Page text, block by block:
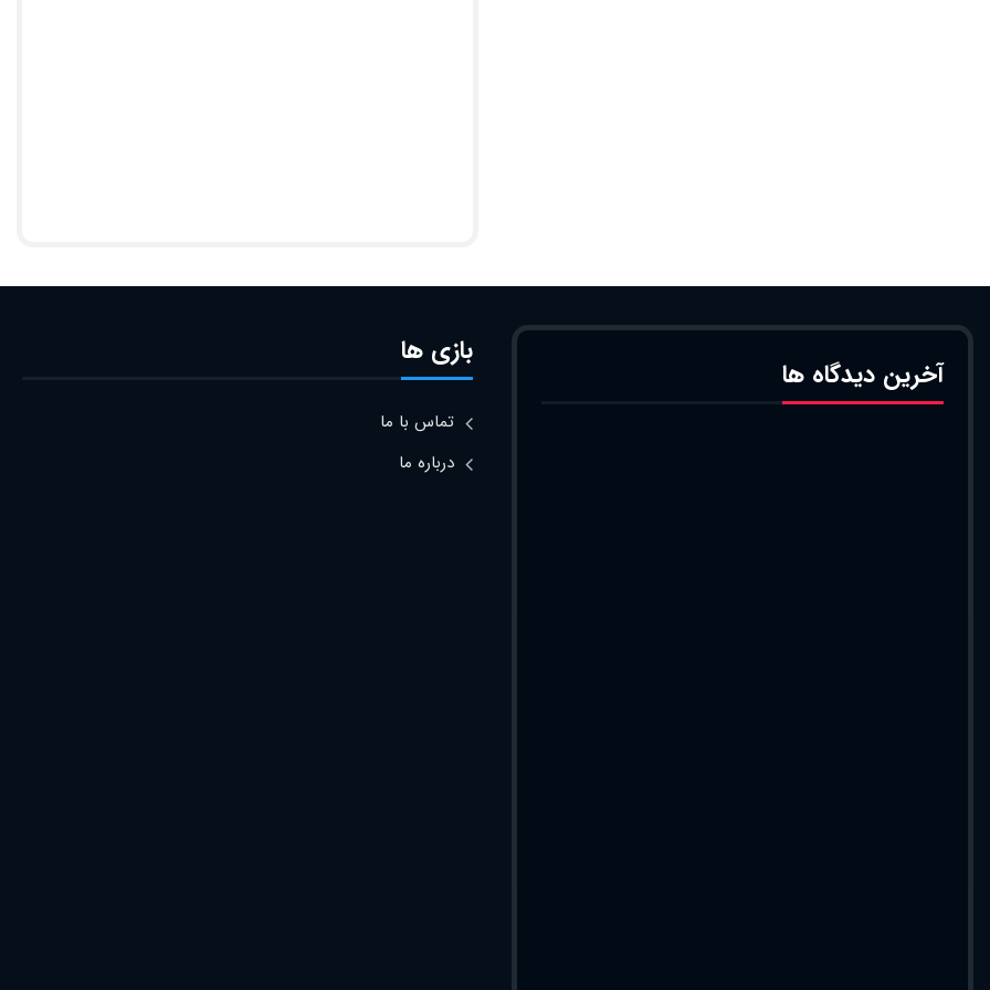
آخرین دیدگاه ها
بازی ها
تماس با ما
درباره ما